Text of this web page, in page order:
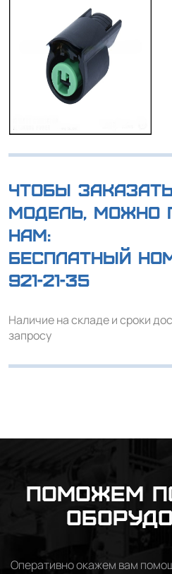
Чтобы
модель, можно
нам:
Бесплатный
921-21-35
Наличие на складе и сроки
запросу
Поможем
Оперативно окажем вам